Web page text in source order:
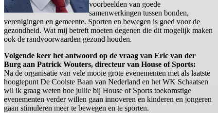
voorbeelden van goede
samenwerkingen tussen bonden,
verenigingen en gemeente. Sporten en bewegen is goed voor de
gezondheid. Wat mij betreft moeten degenen die dit mogelijk maken
ook de randvoorwaarden gezond houden.
Volgende keer het antwoord op de vraag van Eric van der
Burg aan Patrick Wouters, directeur van House of Sports:
Na de organisatie van vele mooie grote evenementen met als laatste
hoogtepunt De Coolste Baan van Nederland en het WK Schaatsen
wil ik graag weten hoe jullie bij House of Sports toekomstige
evenementen verder willen gaan innoveren en kinderen en jongeren
gaan stimuleren meer te bewegen en te sporten.